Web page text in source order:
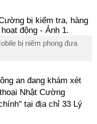
bị niêm phong đưa
an đang khám xét
Nhật Cường
tại địa chỉ 33 Lý